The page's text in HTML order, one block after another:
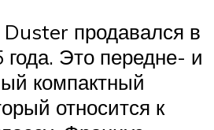
продавался в
Это передне- и
компактный
относится к